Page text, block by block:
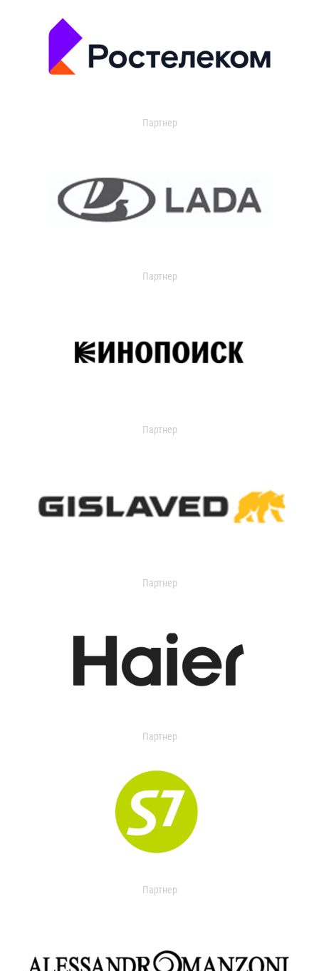
Партнер
Партнер
Партнер
Партнер
Партнер
Партнер